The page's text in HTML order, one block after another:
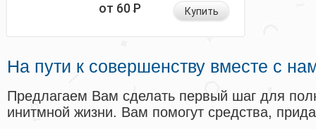
от 60Р Купить
На пути к совершенству вместе с
Предлагаем Вам сделать первый шаг для
инитмной жизни. Вам помогут средства,